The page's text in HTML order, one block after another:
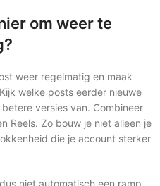
om weer te
weer regelmatig en maak
welke posts eerder nieuwe
versies van. Combineer
Reels. Zo bouw je niet alleen je
die je account sterker
niet automatisch een ramp.